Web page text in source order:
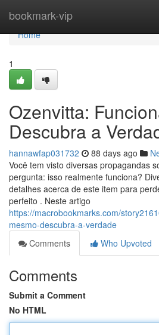
bookmark-vip
Home
Home
1
Ozenvitta:
Descubra a
hannawfap031732 88 days ago
Você tem visto diversas propagandas
pergunta: isso realmente funciona?
detalhes acerca de este item para
perfeito . Neste artigo
https://macrobookmarks.com/
mesmo-descubra-a-verdade
Comments
Who Upvoted
Comments
Submit a Comment
No HTML